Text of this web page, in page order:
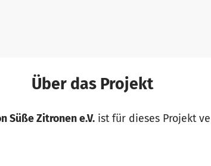
Über das Projekt
Süße Zitronen e.V.ist für dieses Projekt